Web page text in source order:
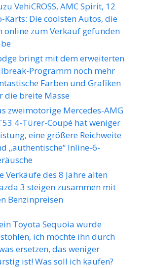
VehiCROSS, AMC Spirit, 12
Karts: Die coolsten Autos, die
online zum Verkauf gefunden
bringt mit dem erweiterten
Programm noch mehr
Farben und Grafiken
die breite Masse
zweimotorige Mercedes-AMG
4-Türer-Coupé hat weniger
eine größere Reichweite
„authentische“ Inline-6-
Verkäufe des 8 Jahre alten
3 steigen zusammen mit
Benzinpreisen
Toyota Sequoia wurde
ich möchte ihn durch
ersetzen, das weniger
ist! Was soll ich kaufen?